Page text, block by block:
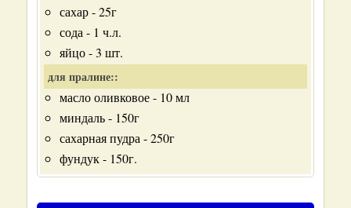
сахар - 25г
сода - 1 ч.л.
яйцо - 3 шт.
для пралине::
масло оливковое - 10 мл
миндаль - 150г
сахарная пудра - 250г
фундук - 150г.